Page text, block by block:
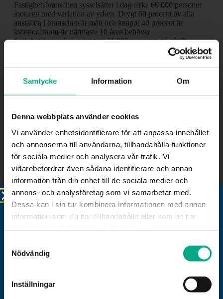
Samtycke Information Om
Denna webbplats använder cookies
Vi använder enhetsidentifierare för att anpassa innehållet
och annonserna till användarna, tillhandahålla funktioner
för sociala medier och analysera vår trafik. Vi
vidarebefordrar även sådana identifierare och annan
information från din enhet till de sociala medier och
annons- och analysföretag som vi samarbetar med.
Dessa kan i sin tur kombinera informationen med annan
information som du har tillhandahållit eller som de har
Nödvändig
Inställningar
Fastighetsbranschen sysselsätter i dag cirka 60 000 personer
inom en bred variation av yrken. Drygt 60 procent av alla
anställda i branschen är män och knappt 40 procent är
kvinnor. Inom de närmaste 10 åren behöver
fastighetsbranschen rekrytera 11 000 personer, på såväl
Undersökningen genomfördes mellan den 16 maj och 2 juni
bostadsföretag över hela landet. 309 svarade vilket ger en
svarsfrekvens på 41 procent.
Tabell: Andel kvinnor i styrelse, ledning och
chefsbefattning
2017 2016 2015 2014
Kvinnlig vd
23 % 21 % 20 % 18 %
Kvinnor i styrelsen
35 % 34 % 32 % 29 %
Kvinnlig styrelseordförande
19 % 21 % 20 % 16 %
Kvinnor i ledningsgrupp
40 % 41 % 38 % 37 %
Kvinnliga chefer exklusive vd 39 % 41 % 38 % 36 %
Välkommen till Mitt Fastigo!
nya digitala rådgivningstjänst Mitt Fastigo? Klicka på
rubriken i denna ruta och följ instruktionerna. Välkommen!